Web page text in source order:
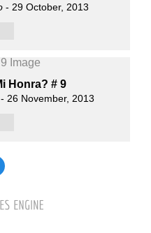
- 29 October, 2013
Honra? # 9
26 November, 2013